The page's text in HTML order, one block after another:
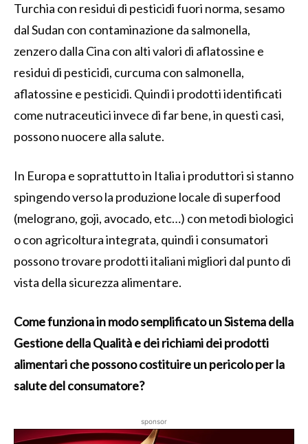
Turchia con residui di pesticidi fuori norma, sesamo
dal Sudan con contaminazione da salmonella,
zenzero dalla Cina con alti valori di aflatossine e
residui di pesticidi, curcuma con salmonella,
aflatossine e pesticidi. Quindi i prodotti identificati
come nutraceutici invece di far bene, in questi casi,
possono nuocere alla salute.
In Europa e soprattutto in Italia i produttori si stanno
spingendo verso la produzione locale di superfood
(melograno, goji, avocado, etc…) con metodi biologici
o con agricoltura integrata, quindi i consumatori
possono trovare prodotti italiani migliori dal punto di
vista della sicurezza alimentare.
Come funziona in modo semplificato un Sistema della
Gestione della Qualità e dei richiami dei prodotti
alimentari che possono costituire un pericolo per la
salute del consumatore?
sponsor